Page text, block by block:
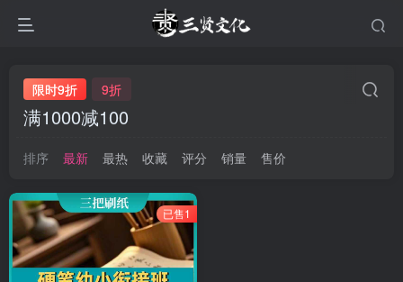
限时9折 9折
满1000减100
排序 最新 最热 收藏 评分 销量 售价
已售1